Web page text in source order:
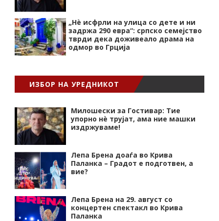
„Нѐ исфрли на улица со дете и ни
задржа 290 евра“: српско семејство
тврди дека доживеало драма на
одмор во Грција
ИЗБОР НА УРЕДНИКОТ
Милошески за Гостивар: Тие
упорно нѐ трујат, ама ние машки
издржуваме!
Лепа Брена доаѓа во Крива
Паланка – Градот е подготвен, а
вие?
Лепа Брена на 29. август со
концертен спектакл во Крива
Паланка